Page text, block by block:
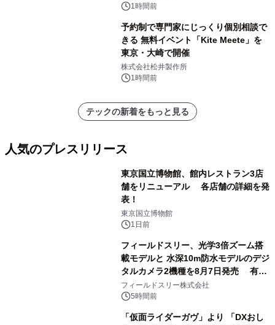
1時間前
予約制で専門家にじっくり個別相談で
きる 無料イベント「Kite Meete」を
東京・大崎で開催
株式会社松井製作所
1時間前
テックの新着をもっと見る
人気のプレスリリース
東京国立博物館、館内レストラン3店
舗をリニューアル 各店舗の詳細を発
表！
東京国立博物館
1日前
フィールドスリー、光学3倍ズーム搭
載モデルと 水深10m防水モデルのデジ
タルカメラ2機種を8月7日発売 有効
約1300万画素、用途別に選べるコンデ
ジ新登場
フィールドスリー株式会社
5時間前
「仮面ライダーガヴ」より 「DXおし